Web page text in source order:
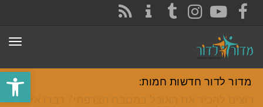
פתח
FACEBOOK
YOUTUBE
INSTAGRAM
TUMBLR
מדור לדור חדשות חמות:
רוצים להכיר את האוכל במטבח הצרפתי? דברו איתי